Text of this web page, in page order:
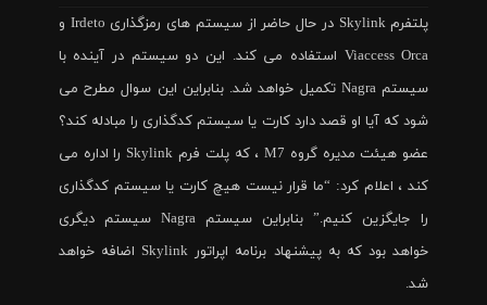
پلتفرم Skylink در حال حاضر از سیستم های رمزگذاری Irdeto و
Viaccess Orca استفاده می کند. این دو سیستم در آینده با
سیستم Nagra تکمیل خواهد شد. بنابراین این سوال مطرح می
شود که آیا او قصد دارد کارت یا سیستم کدگذاری را مبادله کند؟
عضو هیئت مدیره گروه M7 ، که پلت فرم Skylink را اداره می
کند ، اعلام کرد: “ما قرار نیست هیچ کارت یا سیستم کدگذاری
را جایگزین کنیم.” بنابراین سیستم Nagra سیستم دیگری
خواهد بود که به پیشنهاد برنامه اپراتور Skylink اضافه خواهد
شد.